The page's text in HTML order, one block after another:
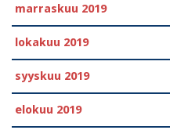
marraskuu 2019
lokakuu 2019
syyskuu 2019
elokuu 2019